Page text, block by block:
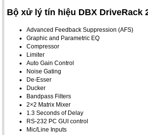
Bộ xử lý tín hiệu DBX DriveRack
Advanced Feedback Suppression (AFS)
Graphic and Parametric EQ
Compressor
Limiter
Auto Gain Control
Noise Gating
De-Esser
Ducker
Bandpass Filters
2×2 Matrix Mixer
1.3 Seconds of Delay
RS-232 PC GUI control
Mic/Line Inputs